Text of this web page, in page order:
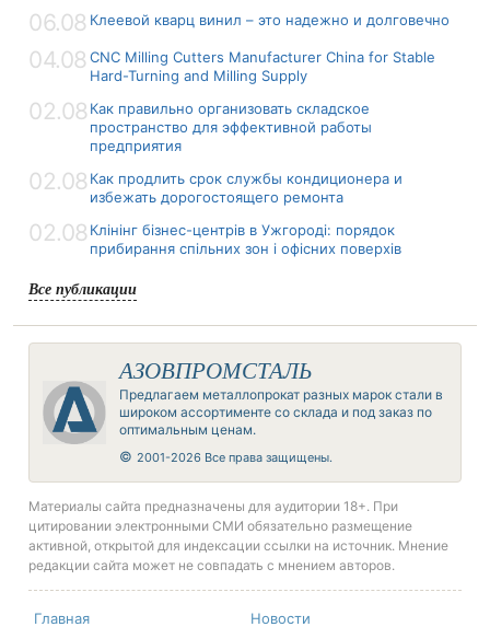
06.08 Клеевой кварц винил – это надежно и долговечно
04.08 CNC Milling Cutters Manufacturer China for Stable
Hard-Turning and Milling Supply
02.08 Как правильно организовать складское
пространство для эффективной работы
предприятия
02.08 Как продлить срок службы кондиционера и
избежать дорогостоящего ремонта
02.08 Клінінг бізнес-центрів в Ужгороді: порядок
прибирання спільних зон і офісних поверхів
Все публикации
АЗОВПРОМСТАЛЬ
Предлагаем металлопрокат разных марок стали в
широком ассортименте со склада и под заказ по
оптимальным ценам.
© 2001-2026 Все права защищены.
Материалы сайта предназначены для аудитории 18+. При
цитировании электронными СМИ обязательно размещение
активной, открытой для индексации ссылки на источник. Мнение
редакции сайта может не совпадать с мнением авторов.
Главная Новости